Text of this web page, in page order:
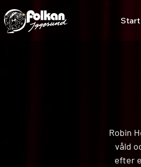
Start
Robin
våld
efter